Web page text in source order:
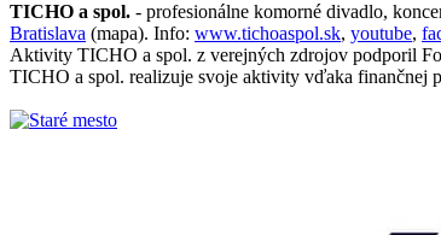
TICHO a spol. - profesionálne komorné divadlo,
Bratislava (mapa). Info: www.tichoaspol.sk, youtube,
Aktivity TICHO a spol. z verejných zdrojov podporil
TICHO a spol. realizuje svoje aktivity vďaka finančnej